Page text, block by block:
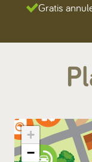
Gratis
+
−